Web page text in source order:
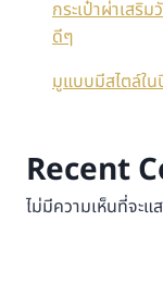
มูแบบมีสไตล์ใน
Recent
ไม่มีความเห็นที่จะแ